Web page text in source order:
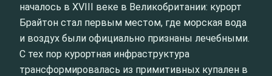
началось в XVIII веке в Великобритании: курорт
Брайтон стал первым местом, где морская вода
и воздух были официально признаны лечебными.
С тех пор курортная инфраструктура
трансформировалась из примитивных купален в